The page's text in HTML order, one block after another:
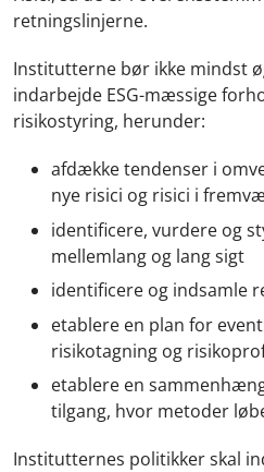
retningslinjerne.
Institutterne bør ikke mindst
indarbejde ESG-mæssige
risikostyring, herunder:
afdække tendenser i
nye risici og risici i
identificere, vurdere og
mellemlang og lang sigt
identificere og indsamle
etablere en plan for
risikotagning og
etablere en
tilgang, hvor metoder
Institutternes politikker skal